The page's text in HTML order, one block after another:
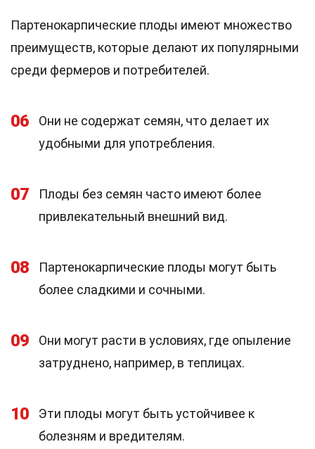
Партенокарпические плоды имеют множество
преимуществ, которые делают их популярными
среди фермеров и потребителей.
06
Они не содержат семян, что делает их
удобными для употребления.
07
Плоды без семян часто имеют более
привлекательный внешний вид.
08
Партенокарпические плоды могут быть
более сладкими и сочными.
09
Они могут расти в условиях, где опыление
затруднено, например, в теплицах.
10
Эти плоды могут быть устойчивее к
болезням и вредителям.